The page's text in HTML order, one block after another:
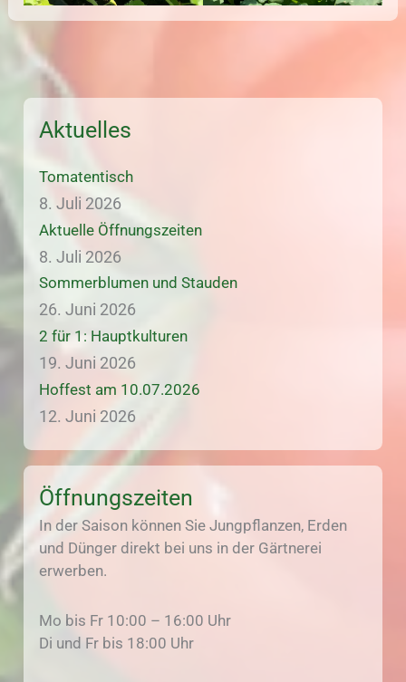
Aktuelles
Tomatentisch
8. Juli 2026
Aktuelle Öffnungszeiten
8. Juli 2026
Sommerblumen und Stauden
26. Juni 2026
2 für 1: Hauptkulturen
19. Juni 2026
Hoffest am 10.07.2026
12. Juni 2026
Öffnungszeiten
In der Saison können Sie Jungpflanzen, Erden
und Dünger direkt bei uns in der Gärtnerei
erwerben.
Mo bis Fr 10:00 – 16:00 Uhr
Di und Fr bis 18:00 Uhr